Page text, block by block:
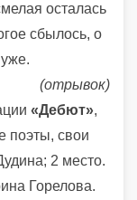
осталась
сбылось, о
(отрывок)
«Дебют»,
поэты, свои
2 место.
Горелова.